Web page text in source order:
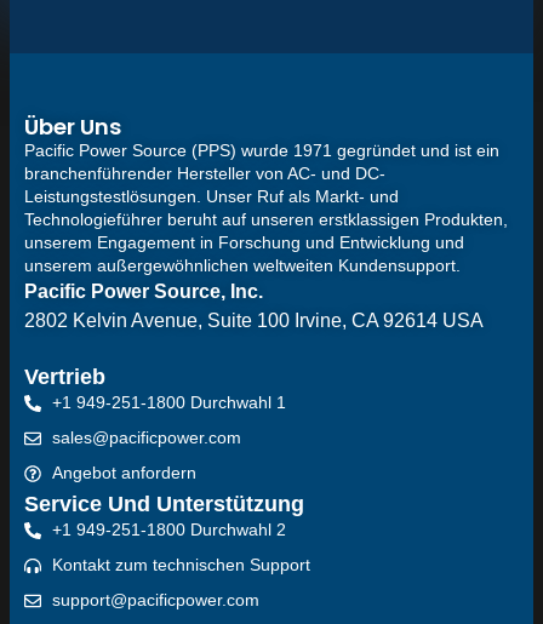
Über Uns
Pacific Power Source (PPS) wurde 1971 gegründet und ist ein
branchenführender Hersteller von AC- und DC-
Leistungstestlösungen. Unser Ruf als Markt- und
Technologieführer beruht auf unseren erstklassigen Produkten,
unserem Engagement in Forschung und Entwicklung und
unserem außergewöhnlichen weltweiten Kundensupport.
Pacific Power Source, Inc.
2802 Kelvin Avenue, Suite 100 Irvine, CA 92614 USA
Vertrieb
+1 949-251-1800 Durchwahl 1
sales@pacificpower.com
Angebot anfordern
Service Und Unterstützung
+1 949-251-1800 Durchwahl 2
Kontakt zum technischen Support
support@pacificpower.com